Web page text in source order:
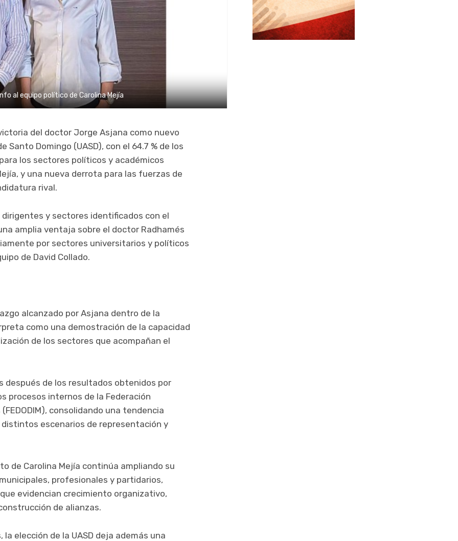
al equipo político de Carolina Mejía
del doctor Jorge Asjana como nuevo
Domingo (UASD), con el 64.7 % de los
los sectores políticos y académicos
y una nueva derrota para las fuerzas de
rival.
y sectores identificados con el
amplia ventaja sobre el doctor Radhamés
por sectores universitarios y políticos
de David Collado.
alcanzado por Asjana dentro de la
como una demostración de la capacidad
de los sectores que acompañan el
después de los resultados obtenidos por
procesos internos de la Federación
consolidando una tendencia
escenarios de representación y
de Carolina Mejía continúa ampliando su
profesionales y partidarios,
evidencian crecimiento organizativo,
de alianzas.
elección de la UASD deja además una